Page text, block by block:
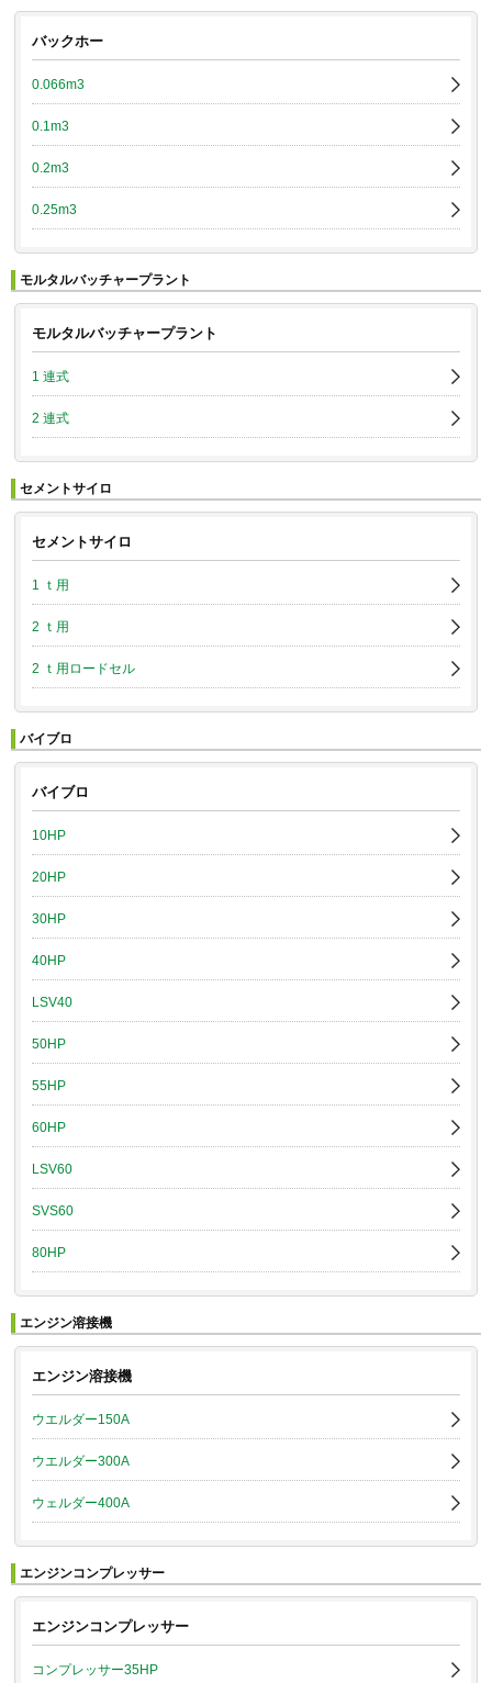
バックホー
0.066m3
0.1m3
0.2m3
0.25m3
モルタルバッチャープラント
モルタルバッチャープラント
1 連式
2 連式
セメントサイロ
セメントサイロ
1 ｔ用
2 ｔ用
2 ｔ用ロードセル
バイブロ
バイブロ
10HP
20HP
30HP
40HP
LSV40
50HP
55HP
60HP
LSV60
SVS60
80HP
エンジン溶接機
エンジン溶接機
ウエルダー150A
ウエルダー300A
ウェルダー400A
エンジンコンプレッサー
エンジンコンプレッサー
コンプレッサー35HP